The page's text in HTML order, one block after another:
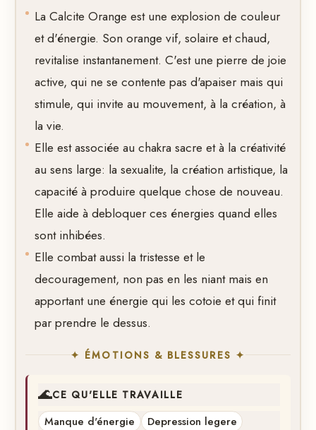
La Calcite Orange est une explosion de couleur
et d'énergie. Son orange vif, solaire et chaud,
revitalise instantanement. C'est une pierre de joie
active, qui ne se contente pas d'apaiser mais qui
stimule, qui invite au mouvement, à la création, à
la vie.
Elle est associée au chakra sacre et à la créativité
au sens large: la sexualite, la création artistique, la
capacité à produire quelque chose de nouveau.
Elle aide à debloquer ces énergies quand elles
sont inhibées.
Elle combat aussi la tristesse et le
decouragement, non pas en les niant mais en
apportant une énergie qui les cotoie et qui finit
par prendre le dessus.
✦ ÉMOTIONS & BLESSURES ✦
🌊CE QU'ELLE TRAVAILLE
Manque d'énergie
Depression legere